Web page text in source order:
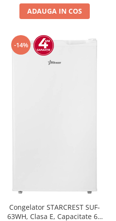
ADAUGA IN COS
-14%
Congelator STARCREST SUF-
63WH, Clasa E, Capacitate 63